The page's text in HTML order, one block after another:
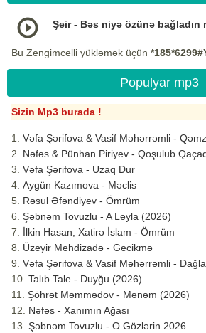
Şeir - Bəs niyə özünə bağladın
Bu Zengimcelli yükləmək üçün
Populyar mp3
Sizin Mp3 burada !
Vəfa Şərifova & Vasif Məhərrəmli -
Nəfəs & Pünhan Piriyev - Qoşulub
Vəfa Şərifova - Uzaq Dur
Aygün Kazımova - Məclis
Rəsul Əfəndiyev - Ömrüm
Şəbnəm Tovuzlu - A Leyla (2026)
İlkin Hasan, Xatirə İslam - Ömrüm
Üzeyir Mehdizadə - Gecikmə
Vəfa Şərifova & Vasif Məhərrəmli -
Talıb Tale - Duyğu (2026)
Şöhrət Məmmədov - Mənəm (2026)
Nəfəs - Xanımın Ağası
Şəbnəm Tovuzlu - O Gözlərin 2026